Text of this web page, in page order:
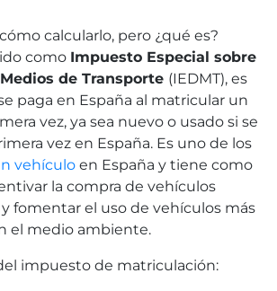
calcularlo, pero ¿qué es?
como Impuesto Especial sobre
de Transporte (IEDMT), es
paga en España al matricular un
vez, ya sea nuevo o usado si se
vez en España. Es uno de los
vehículo en España y tiene como
la compra de vehículos
fomentar el uso de vehículos más
el medio ambiente.
impuesto de matriculación: